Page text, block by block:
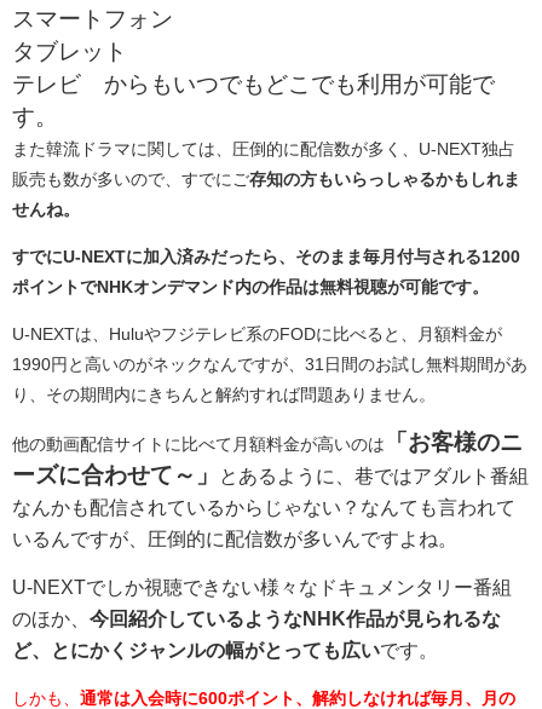
スマートフォン
タブレット
テレビ からもいつでもどこでも利用が可能で
す。
また韓流ドラマに関しては、圧倒的に配信数が多く、U-NEXT独占
販売も数が多いので、すでにご存知の方もいらっしゃるかもしれま
せんね。
すでにU-NEXTに加入済みだったら、そのまま毎月付与される1200
ポイントでNHKオンデマンド内の作品は無料視聴が可能です。
U-NEXTは、Huluやフジテレビ系のFODに比べると、月額料金が
1990円と高いのがネックなんですが、31日間のお試し無料期間があ
り、その期間内にきちんと解約すれば問題ありません。
他の動画配信サイトに比べて月額料金が高いのは
「お客様のニ
ーズに合わせて～」
とあるように、巷ではアダルト番組
なんかも配信されているからじゃない？なんても言われて
いるんですが、圧倒的に配信数が多いんですよね。
U-NEXTでしか視聴できない様々なドキュメンタリー番組
のほか、 今回紹介しているようなNHK作品が見られるな
ど、とにかくジャンルの幅がとっても広いです。
しかも、 通常は入会時に600ポイント、解約しなければ毎月、月の